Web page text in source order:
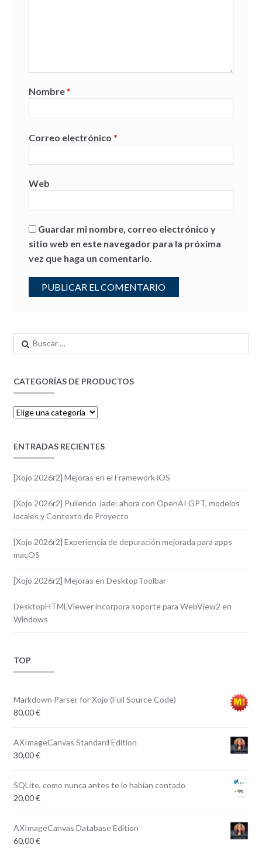
Nombre *
Correo electrónico *
Web
Guardar mi nombre, correo electrónico y
sitio web en este navegador para la próxima
vez que haga un comentario.
Buscar:
CATEGORÍAS DE PRODUCTOS
ENTRADAS RECIENTES
[Xojo 2026r2] Mejoras en el Framework iOS
[Xojo 2026r2] Puliendo Jade: ahora con OpenAI GPT, modelos
locales y Contexto de Proyecto
[Xojo 2026r2] Experiencia de depuración mejorada para apps
macOS
[Xojo 2026r2] Mejoras en DesktopToolbar
DesktopHTMLViewer incorpora soporte para WebView2 en
Windows
TOP
Markdown Parser for Xojo (Full Source Code)
80,00€
AXImageCanvas Standard Edition
30,00€
SQLite, como nunca antes te lo habían contado
20,00€
AXImageCanvas Database Edition
60,00€